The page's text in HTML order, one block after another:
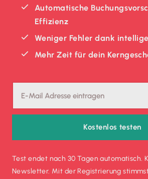
Automatische
Effizienz
Weniger Fehler dank
Mehr Zeit für dein
Kostenlos testen
Test endet nach 30 Tagen automatisch.
Newsletter. Mit der Registrierung